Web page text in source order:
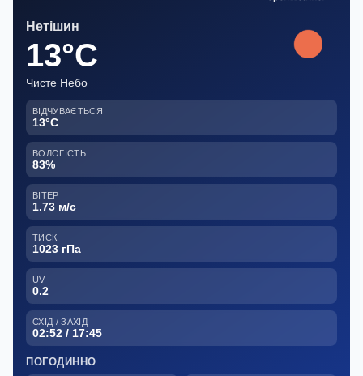
Нетішин
13°C
Чисте Небо
ВІДЧУВАЄТЬСЯ
13°C
ВОЛОГІСТЬ
83%
ВІТЕР
1.73 м/с
ТИСК
1023 гПа
UV
0.2
СХІД / ЗАХІД
02:52 / 17:45
ПОГОДИННО